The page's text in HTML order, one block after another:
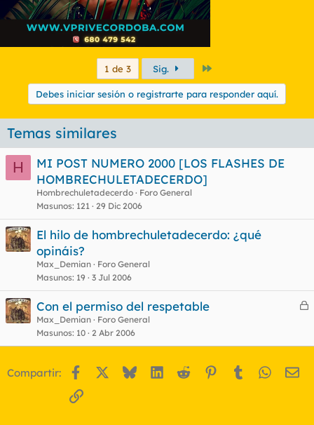
1 de 3 Sig.
Debes iniciar sesión o registrarte para responder aquí.
Temas similares
H
MI POST NUMERO 2000 [LOS FLASHES DE
HOMBRECHULETADECERDO]
Hombrechuletadecerdo
Foro General
Masunos 121 29 Dic 2006
El hilo de hombrechuletadecerdo: ¿qué
opináis?
Max_Demian
Foro General
Masunos 19 3 Jul 2006
C
r
Con el permiso del respetable
Max_Demian
Foro General
Masunos 10 2 Abr 2006
Compartir: Facebook BlueskyLinkedIn
Reddit Pinterest
Tumblr
Enlace